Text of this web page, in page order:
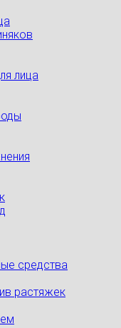
лица
средства
растяжек